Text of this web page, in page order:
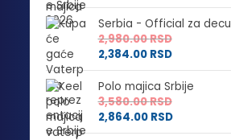
Serbia - Official za decu
2,980.00RSD
2,384.00 RSD
Polo majica Srbije
3,580.00RSD
2,864.00 RSD